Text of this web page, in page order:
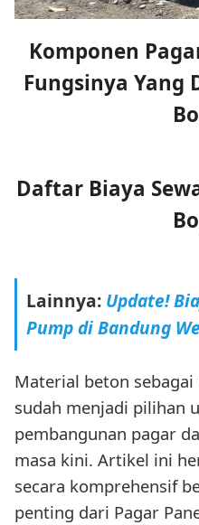
Komponen
Fungsinya Yang
Daftar Biaya
Lainnya: Update!
Pump di Bandung
Material beton
sudah menjadi pilihan
pembangunan pagar
masa kini. Artikel ini
secara komprehensif
penting dari Pagar